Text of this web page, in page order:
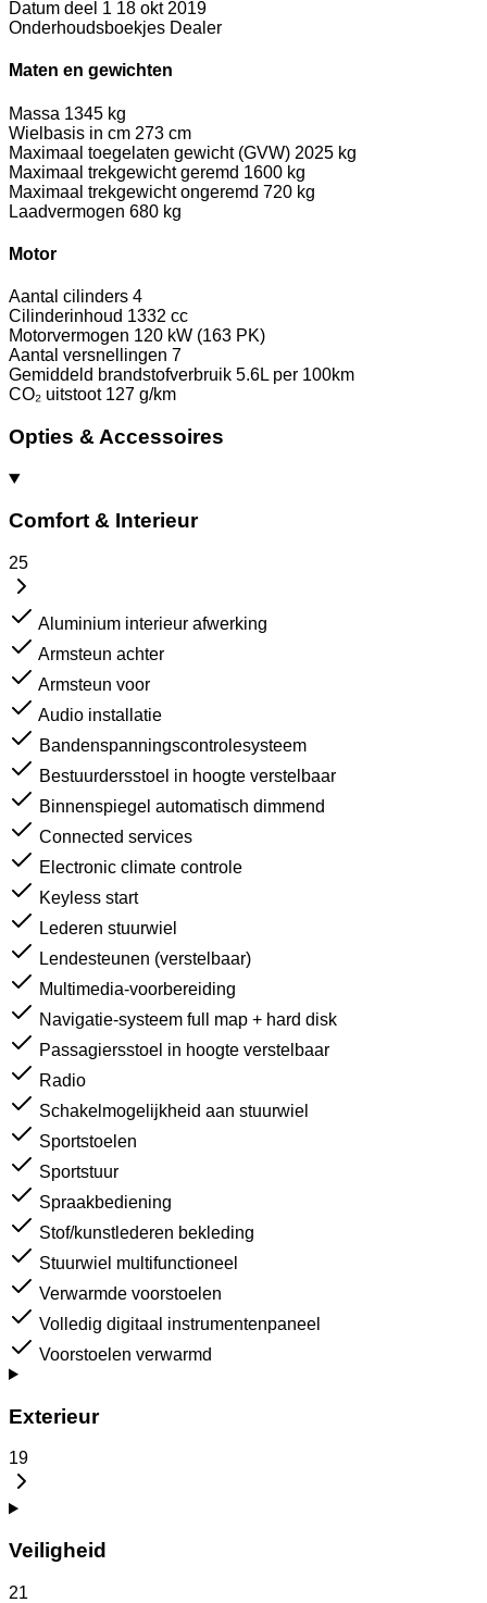
Datum deel 1 18 okt 2019
Onderhoudsboekjes Dealer
Maten en gewichten
Massa 1345 kg
Wielbasis in cm 273 cm
Maximaal toegelaten gewicht (GVW) 2025 kg
Maximaal trekgewicht geremd 1600 kg
Maximaal trekgewicht ongeremd 720 kg
Laadvermogen 680 kg
Motor
Aantal cilinders 4
Cilinderinhoud 1332 cc
Motorvermogen 120 kW (163 PK)
Aantal versnellingen 7
Gemiddeld brandstofverbruik 5.6L per 100km
CO₂ uitstoot 127 g/km
Opties & Accessoires
Comfort & Interieur
25
Aluminium interieur afwerking
Armsteun achter
Armsteun voor
Audio installatie
Bandenspanningscontrolesysteem
Bestuurdersstoel in hoogte verstelbaar
Binnenspiegel automatisch dimmend
Connected services
Electronic climate controle
Keyless start
Lederen stuurwiel
Lendesteunen (verstelbaar)
Multimedia-voorbereiding
Navigatie-systeem full map + hard disk
Passagiersstoel in hoogte verstelbaar
Radio
Schakelmogelijkheid aan stuurwiel
Sportstoelen
Sportstuur
Spraakbediening
Stof/kunstlederen bekleding
Stuurwiel multifunctioneel
Verwarmde voorstoelen
Volledig digitaal instrumentenpaneel
Voorstoelen verwarmd
Exterieur
19
Veiligheid
21